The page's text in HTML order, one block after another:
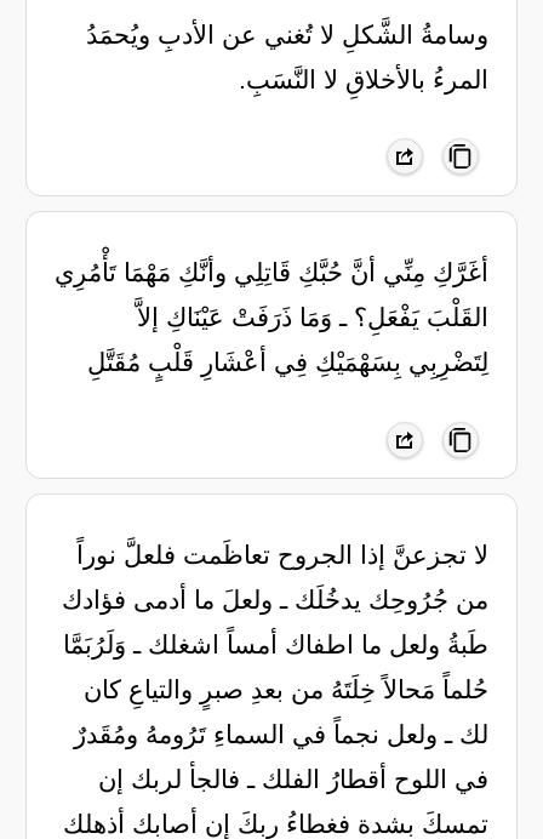
وسامةُ الشَّكلِ لا تُغني عن الأدبِ ‏ويُحمَدُ
المرءُ بالأخلاقِ لا النَّسَبِ.
أغَرَّكِ مِنِّي أنَّ حُبَّكِ قَاتِلِي وأنَّكِ مَهْمَا تَأْمُرِي
القَلْبَ يَفْعَلِ؟ ـ وَمَا ذَرَفَتْ عَيْنَاكِ إلاَّ
لِتَضْرِبِي بِسَهْمَيْكِ فِي أعْشَارِ قَلْبٍ مُقَتَّلِ
لا تجزعنَّ إذا الجروح تعاظَمت فلعلَّ نوراً
من جُرُوحِك يدخُلَك ـ ولعلَ ما أدمى فؤادك
طَبةُ ولعل ما اطفاك أمساً اشغلك ـ وَلَرُبَمَّا
حُلماً مَحالاً خِلَتَهُ من بعدِ صبرٍ والتياعِ كان
لك ـ ولعل نجماً في السماءِ تَرُومهُ ومُقَدرٌ
في اللوح أقطارُ الفلك ـ فالجأ لربك إن
تمسكَ بشدة فغطاءُ ربكَ إن أصابك أذهلك